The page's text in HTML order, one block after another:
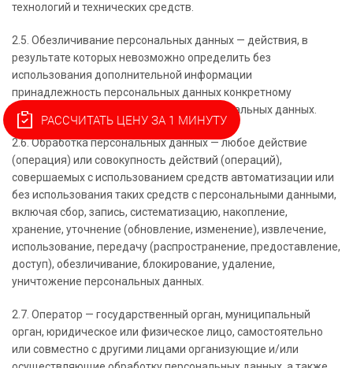
технологий и технических средств.
2.5. Обезличивание персональных данных — действия, в
результате которых невозможно определить без
использования дополнительной информации
принадлежность персональных данных конкретному
Пользователю или иному субъекту персональных данных.
2.6. Обработка персональных данных — любое действие
(операция) или совокупность действий (операций),
совершаемых с использованием средств автоматизации или
без использования таких средств с персональными данными,
включая сбор, запись, систематизацию, накопление,
хранение, уточнение (обновление, изменение), извлечение,
использование, передачу (распространение, предоставление,
доступ), обезличивание, блокирование, удаление,
уничтожение персональных данных.
2.7. Оператор — государственный орган, муниципальный
орган, юридическое или физическое лицо, самостоятельно
или совместно с другими лицами организующие и/или
РАССЧИТАТЬ ЦЕНУ ЗА 1 МИНУТУ